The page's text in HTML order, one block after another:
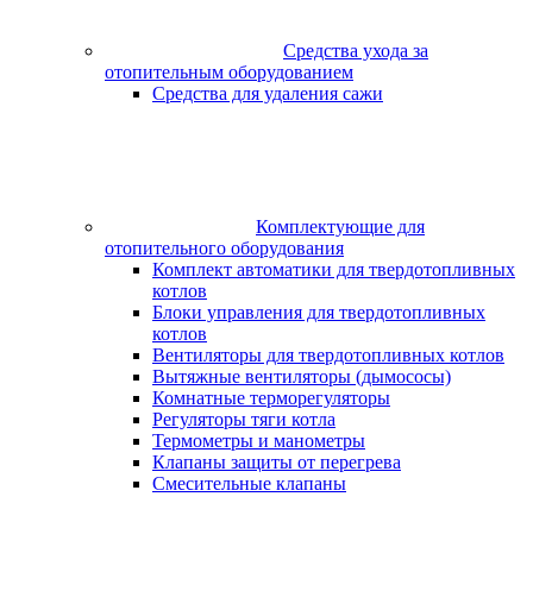
Средства ухода за
отопительным оборудованием
Средства для удаления сажи
Комплектующие для
отопительного оборудования
Комплект автоматики для твердотопливных
котлов
Блоки управления для твердотопливных
котлов
Вентиляторы для твердотопливных котлов
Вытяжные вентиляторы (дымососы)
Комнатные терморегуляторы
Регуляторы тяги котла
Термометры и манометры
Клапаны защиты от перегрева
Смесительные клапаны